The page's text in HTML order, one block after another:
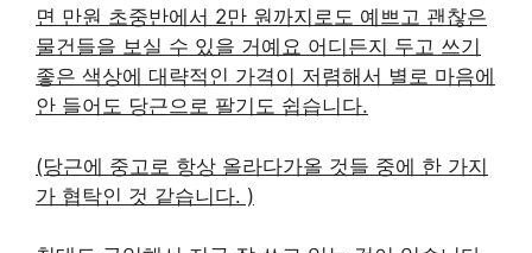
면 만원 초중반에서 2만 원까지로도 예쁘고 괜찮은
물건들을 보실 수 있을 거예요 어디든지 두고 쓰기
좋은 색상에 대략적인 가격이 저렴해서 별로 마음에
안 들어도 당근으로 팔기도 쉽습니다.
(당근에 중고로 항상 올라다가올 것들 중에 한 가지
가 협탁인 것 같습니다. )